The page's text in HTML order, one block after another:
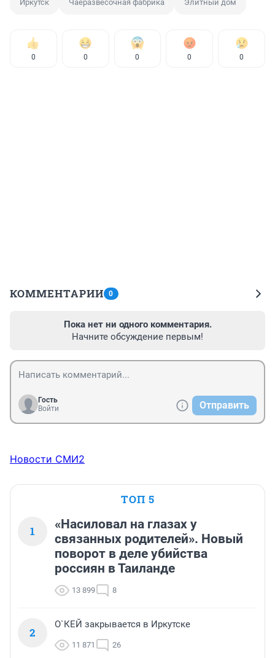
Иркутск Чаеразвесочная фабрика Элитный дом
0 0 0 0 0
КОММЕНТАРИИ 0
Пока нет ни одного комментария.
Начните обсуждение первым!
Гость
Войти
Отправить
Новости СМИ2
ТОП 5
1
«Насиловал на глазах у
связанных родителей». Новый
поворот в деле убийства
россиян в Таиланде
13 899 8
2
О`КЕЙ закрывается в Иркутске
11 871 26